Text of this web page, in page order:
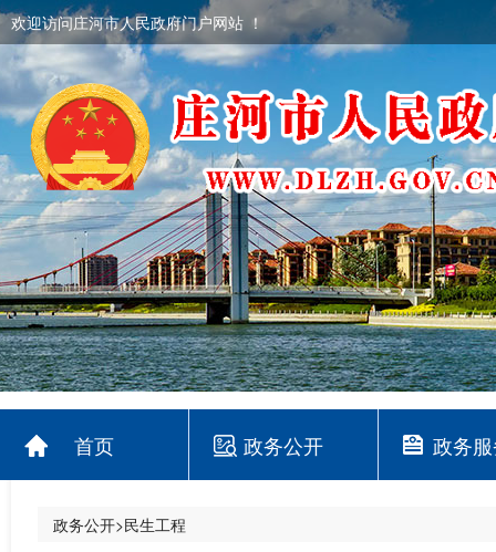
欢迎访问庄河市人民政府门户网站 ！
首页 政务公开 政务
政务公开>民生工程